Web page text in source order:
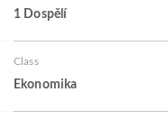
1 Dospělí
Class
Ekonomika